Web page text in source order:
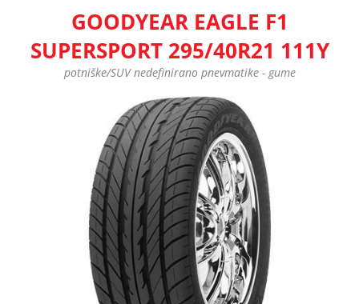
GOODYEAR EAGLE F1
SUPERSPORT 295/40R21 111Y
potniške/SUV nedefinirano pnevmatike - gume